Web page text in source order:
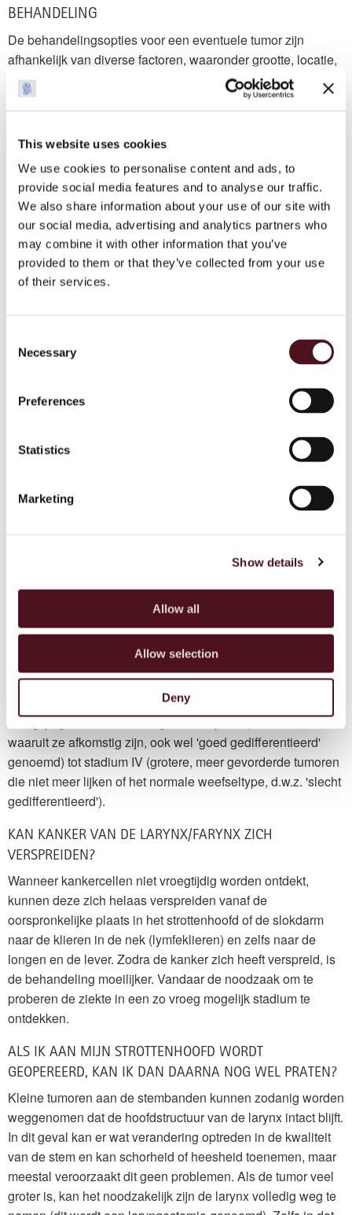
This website uses cookies
We use cookies to personalise content and ads, to
provide social media features and to analyse our traffic.
We also share information about your use of our site with
our social media, advertising and analytics partners who
may combine it with other information that you’ve
provided to them or that they’ve collected from your use
of their services.
Selection
Necessary
Preferences
Statistics
Marketing
Show details
Allow all
Allow selection
Deny
BEHANDELING
De behandelingsopties voor een eventuele tumor zijn
afhankelijk van diverse factoren, waaronder grootte, locatie,
type en aantasting van andere omliggende structuren. In dit
opzicht zijn er geen verschillen tussen kanker van de larynx
worden afgestemd op het individu.
Over het algemeen kunnen tumoren van de larynx in een
vroeg stadium worden behandeld met een operatie of met
radiotherapie. Een combinatie van chemotherapie en
radiotherapie wordt regelmatig toegepast voor de iets
grotere laryngeale en hypofaryngeale tumoren, terwijl de
ziekte in een zeer vergevorderd stadium meestal wordt
behandeld met chirurgische resectie.
kenmerken en deze kunnen van invloed zijn op de wijze
waarop de tumor zich ontwikkelt. Biologische therapieën zijn
worden ingezet, zodat de kankercel stopt met groeien en
Nieuwere behandelingen zoals fotodynamische therapie,
schaal inwerken op de tumor, worden minder vaak gebruikt.
Er wordt echter steeds meer onderzoek naar gedaan als
VEELGESTELDE VRAGEN OVER KEELKANKER
WELKE STADIA VAN KEELKANKER ZIJN ER?
keelkanker in groepen of stadia. Deze zijn hoofdzakelijk
gebaseerd op de omvang van de ziekte en de agressiviteit
van het tumortype. Deze stadia variëren van I (kleine,
vroegtijdige tumoren die nog steeds lijken op het weefsel
waaruit ze afkomstig zijn, ook wel 'goed gedifferentieerd'
genoemd) tot stadium IV (grotere, meer gevorderde tumoren
die niet meer lijken of het normale weefseltype, d.w.z. 'slecht
gedifferentieerd').
KAN KANKER VAN DE LARYNX/FARYNX ZICH
VERSPREIDEN?
Wanneer kankercellen niet vroegtijdig worden ontdekt,
kunnen deze zich helaas verspreiden vanaf de
oorspronkelijke plaats in het strottenhoofd of de slokdarm
naar de klieren in de nek (lymfeklieren) en zelfs naar de
longen en de lever. Zodra de kanker zich heeft verspreid, is
de behandeling moeilijker. Vandaar de noodzaak om te
proberen de ziekte in een zo vroeg mogelijk stadium te
ontdekken.
ALS IK AAN MIJN STROTTENHOOFD WORDT
GEOPEREERD, KAN IK DAN DAARNA NOG WEL PRATEN?
Kleine tumoren aan de stembanden kunnen zodanig worden
weggenomen dat de hoofdstructuur van de larynx intact blijft.
In dit geval kan er wat verandering optreden in de kwaliteit
van de stem en kan schorheid of heesheid toenemen, maar
meestal veroorzaakt dit geen problemen. Als de tumor veel
groter is, kan het noodzakelijk zijn de larynx volledig weg te